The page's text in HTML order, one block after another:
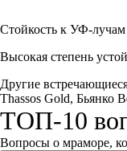
Стойкость к УФ-лучам
Высокая степень
Другие
Thassos Gold, Бьянко
ТОП-10
Вопросы о мраморе,